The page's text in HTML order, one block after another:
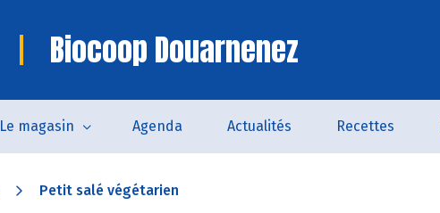
Biocoop Douarnenez
Le magasin Agenda Actualités Recettes
Petit salé végétarien